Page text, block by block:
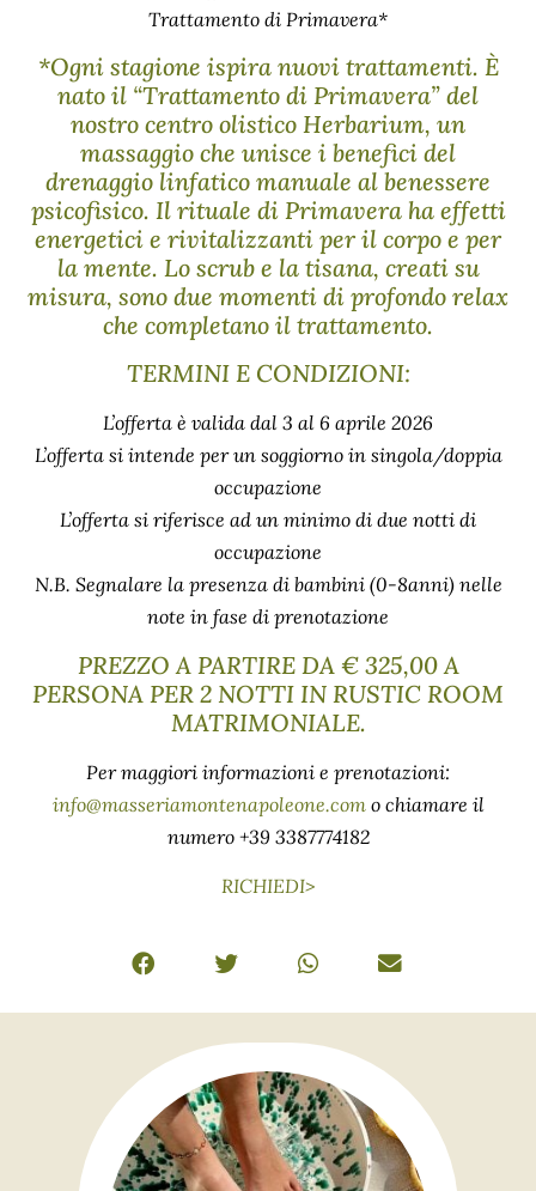
Trattamento di Primavera*
*Ogni stagione ispira nuovi trattamenti. È
nato il “Trattamento di Primavera” del
nostro centro olistico Herbarium, un
massaggio che unisce i benefici del
drenaggio linfatico manuale al benessere
psicofisico. Il rituale di Primavera ha effetti
energetici e rivitalizzanti per il corpo e per
la mente. Lo scrub e la tisana, creati su
misura, sono due momenti di profondo relax
che completano il trattamento.
TERMINI E CONDIZIONI:
L’offerta è valida dal 3 al 6 aprile 2026
L’offerta si intende per un soggiorno in singola/doppia
occupazione
L’offerta si riferisce ad un minimo di due notti di
occupazione
N.B. Segnalare la presenza di bambini (0-8anni) nelle
note in fase di prenotazione
PREZZO A PARTIRE DA € 325,00 A
PERSONA PER 2 NOTTI IN RUSTIC ROOM
MATRIMONIALE.
Per maggiori informazioni e prenotazioni:
info@masseriamontenapoleone.como chiamare il
numero +39 3387774182
RICHIEDI>